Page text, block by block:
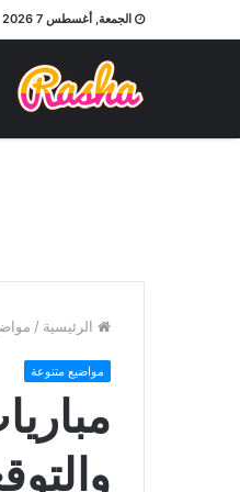
الجمعة, أغسطس 7 2026
الرئيسية /
مواضيع متنوعة